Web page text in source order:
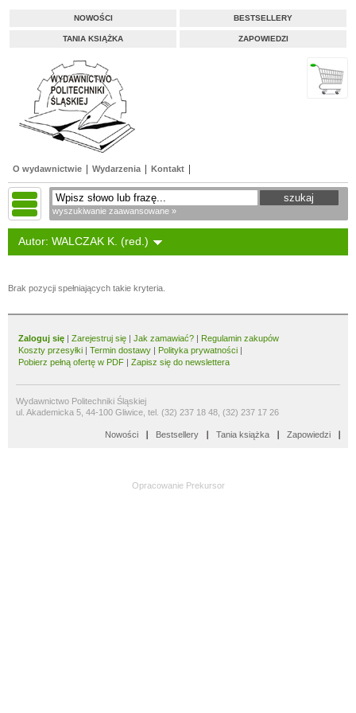
NOWOŚCI BESTSELLERY
TANIA KSIĄŻKA ZAPOWIEDZI
O wydawnictwie Wydarzenia Kontakt
wyszukiwanie zaawansowane »
Autor: WALCZAK K. (red.)
Brak pozycji spełniających takie kryteria.
Zaloguj się | Zarejestruj się | Jak zamawiać? | Regulamin zakupów
Koszty przesyłki | Termin dostawy | Polityka prywatności |
Pobierz pełną ofertę w PDF | Zapisz się do newslettera
Wydawnictwo Politechniki Śląskiej
ul. Akademicka 5, 44-100 Gliwice, tel. (32) 237 18 48, (32) 237 17 26
Nowości Bestsellery Tania książka Zapowiedzi
Opracowanie Prekursor